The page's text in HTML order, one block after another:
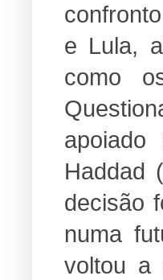
e Lula,
como
apoiado
Haddad
decisão
numa
voltou a